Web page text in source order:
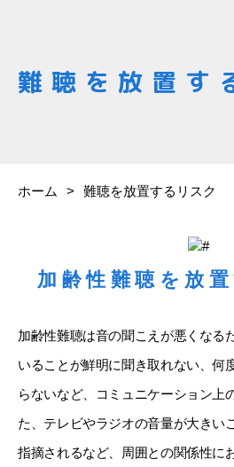
難聴を放置す
ホーム 難聴を放置するリスク
加齢性難聴を放
加齢性難聴は音の聞こえが悪くなる
いることが鮮明に聞き取れない、何
らないなど、コミュニケーション上
た、テレビやラジオの音量が大きい
指摘されるなど、周囲との関係性に